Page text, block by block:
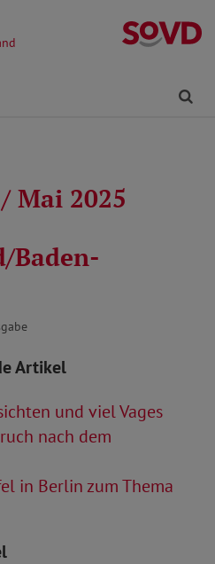
Mai 2025
Baden-
Artikel
und viel Vages
nach dem
in Berlin zum Thema